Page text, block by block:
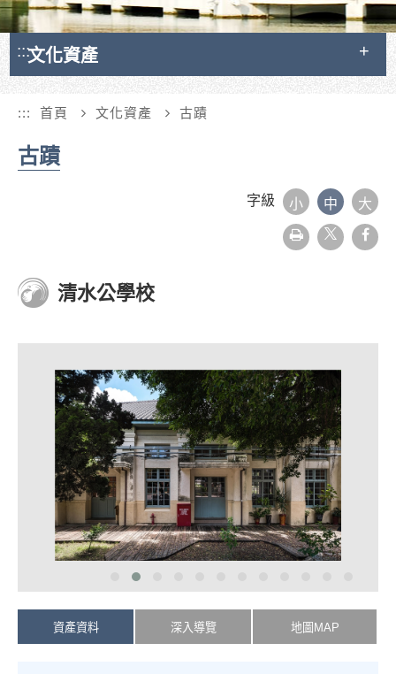
:::文化資產
::: 首頁 文化資產 古蹟
古蹟
字級 小 中 大
友
善
清水公學校
資產資料 深入導覽 地圖MAP